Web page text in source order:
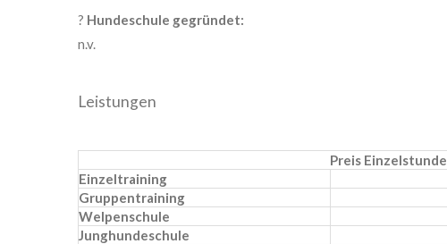
? Hundeschule gegründet:
n.v.
Leistungen
Preis Einzelstunde
Einzeltraining
Gruppentraining
Welpenschule
Junghundeschule